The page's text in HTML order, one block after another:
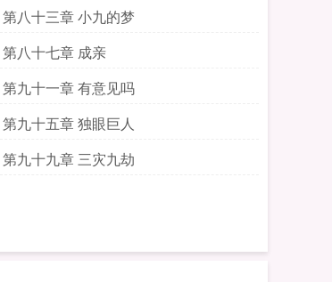
第八十三章 小九的梦
第八十七章 成亲
第九十一章 有意见吗
第九十五章 独眼巨人
第九十九章 三灾九劫